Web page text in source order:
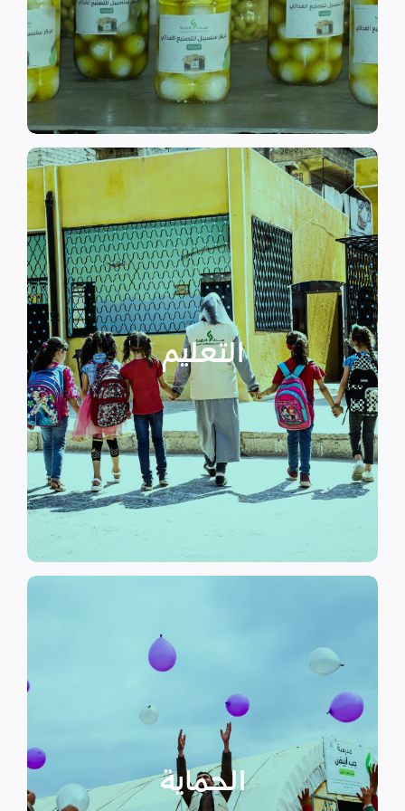
الى الاهتمام بالمشاريع التنموية.
اقرأ المزيد
التعليم
التعليم
نهدف إلى توفير مناهج التعليم غير
الرسمي وبرامج التوعية التي
تستهدف الناشئين والأطفال مما
يساهم في تعزيز السلام و دعم
الأطفال المنقطعين عن العملية
التعليمية أو المتأخرين عن المراحل
الدراسية بسبب الصراع القائم.
اقرأ المزيد
الحماية
الحماية
الأسر المهمشة والتي ترأسها إناث
عبر تعزيز المساعدة الإنسانية التي
تراعي الأمور الخاصة بالنوع
الاجتماعي “الجنساني” مع التركيز